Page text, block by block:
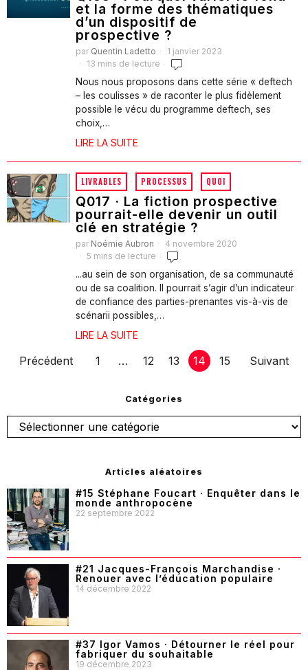
et la forme des thématiques
d’un dispositif de
prospective ?
par Quentin Ladetto
1 janvier 2023
13 mins de lecture
Nous nous proposons dans cette série « deftech
– les coulisses » de raconter le plus fidèlement
possible le vécu du programme deftech, ses
choix,…
LIRE LA SUITE
LIVRABLES · PROCESSUS · QUOI
Q017 · La fiction prospective
pourrait-elle devenir un outil
clé en stratégie ?
par Noémie Aubron
4 novembre 2020
5 mins de lecture
...au sein de son organisation, de sa communauté
ou de sa coalition. Il pourrait s’agir d’un indicateur
de confiance des parties-prenantes vis-à-vis de
scénarii possibles,…
LIRE LA SUITE
Précédent 1 … 12 13 14 15 Suivant
Catégories
Articles aléatoires
#15 Stéphane Foucart · Enquêter dans le
monde anthropocène
22 septembre 2022
#21 Jacques-François Marchandise ·
Renouer avec l’éducation populaire
14 décembre 2022
#37 Igor Vamos · Détourner le réel pour
fabriquer du souhaitable
19 décembre 2023